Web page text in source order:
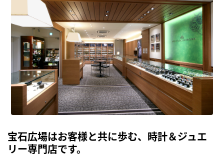
宝石広場はお客様と共に歩む、時計＆ジュエ
リー専門店です。